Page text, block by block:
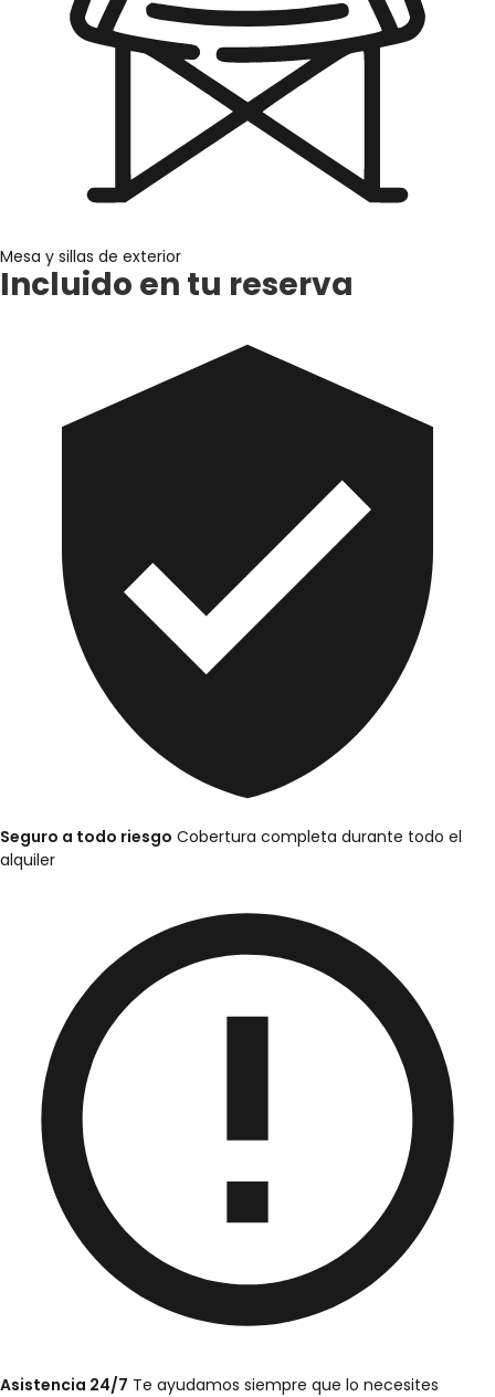
Mesa y sillas de exterior
Incluido en tu reserva
Seguro a todo riesgo Cobertura completa durante todo el
alquiler
Asistencia 24/7 Te ayudamos siempre que lo necesites